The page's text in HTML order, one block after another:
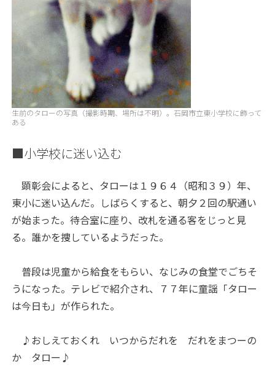
生前のタローの写真（撮影時期、場所は不明）。石岡市立東小学校に飾って
ある
■小学校に迷い込む
顕彰会によると、タローは１９６４（昭和３９）年、
東小に迷い込んだ。しばらくすると、朝夕２回の駅通い
が始まった。待合室に座り、改札を通る客をじっと見
る。誰かを捜しているようだった。
普段は児童から給食をもらい、なじみの食堂でごちそ
うになった。テレビで紹介され、７７年に童謡「タロー
は今日も」が作られた。
♪おしえておくれ いつからだれを だれをまつーの
か タロー♪